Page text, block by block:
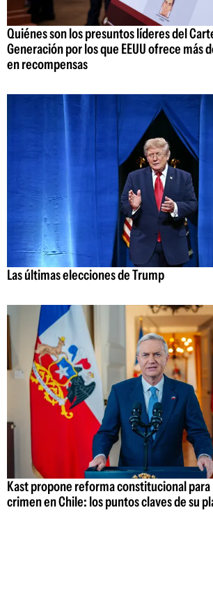
Quiénes son los presuntos líderes del
Generación por los que EEUU ofrece más
en recompensas
Las últimas elecciones de Trump
Kast propone reforma constitucional
crimen en Chile: los puntos claves de su